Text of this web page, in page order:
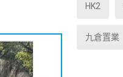
HK2
九倉置業